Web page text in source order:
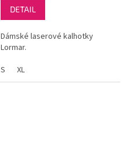
DETAIL
Dámské laserové kalhotky
Lormar.
S
XL